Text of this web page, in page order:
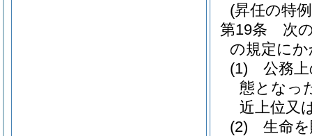
(昇任の特
第19条
次
の規定に
(1)
公務
態となっ
近上位又
(2)
生命